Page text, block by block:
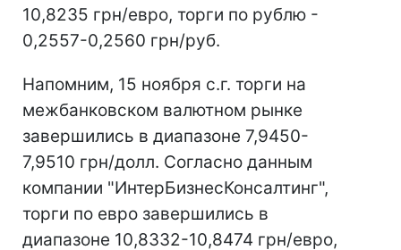
10,8235 грн/евро, торги по рублю -
0,2557-0,2560 грн/руб.
Напомним, 15 ноября с.г. торги на
межбанковском валютном рынке
завершились в диапазоне 7,9450-
7,9510 грн/долл. Согласно данным
компании "ИнтерБизнесКонсалтинг",
торги по евро завершились в
диапазоне 10,8332-10,8474 грн/евро,